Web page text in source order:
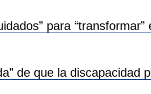
para “transformar”
de que la discapacidad